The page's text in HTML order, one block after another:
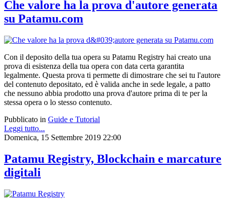
Che valore ha la prova d'autore generata
su Patamu.com
Con il deposito della tua opera su Patamu Registry hai creato una
prova di esistenza della tua opera con data certa garantita
legalmente. Questa prova ti permette di dimostrare che sei tu l'autore
del contenuto depositato, ed è valida anche in sede legale, a patto
che nessuno abbia prodotto una prova d'autore prima di te per la
stessa opera o lo stesso contenuto.
Pubblicato in Guide e Tutorial
Leggi tutto...
Domenica, 15 Settembre 2019 22:00
Patamu Registry, Blockchain e marcature
digitali